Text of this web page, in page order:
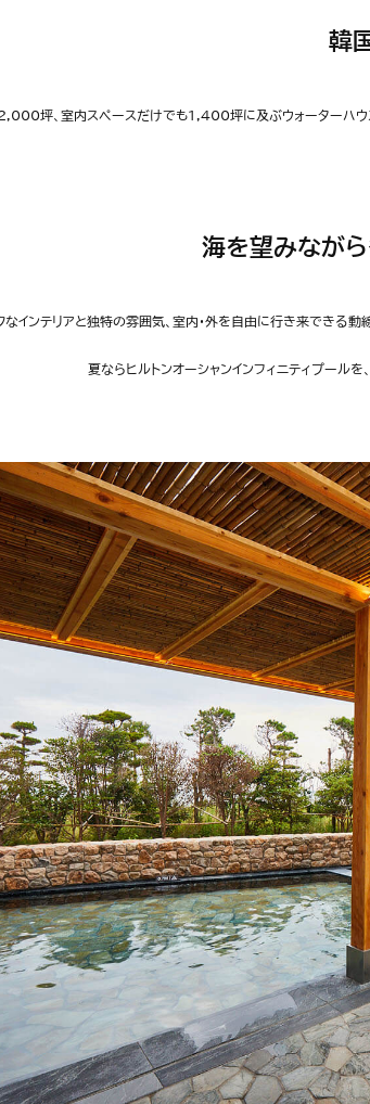
韓
坪、室内スペースだけでも1,400坪に及ぶウォーターハ
海を望みなが
なインテリアと独特の雰囲気、室内・外を自由に行き来できる
夏ならヒルトンオーシャンインフィニティプール